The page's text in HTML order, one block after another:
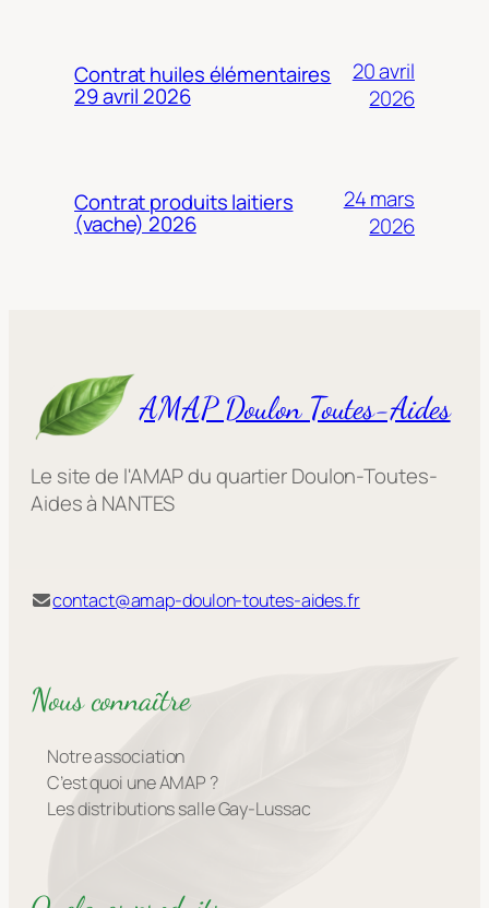
Contrat huiles élémentaires
29 avril 2026
20 avril
2026
Contrat produits laitiers
(vache) 2026
24 mars
2026
AMAP Doulon Toutes-Aides
Le site de l'AMAP du quartier Doulon-Toutes-
Aides à NANTES
contact@amap-doulon-toutes-aides.fr
Nous connaître
Notre association
C’est quoi une AMAP ?
Les distributions salle Gay-Lussac